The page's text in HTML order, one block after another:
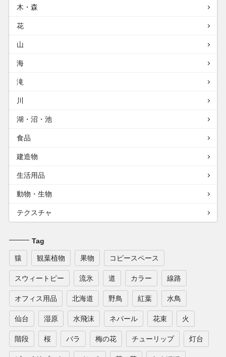
木・森
花
山
海
滝
川
湖・沼・池
食品
建造物
生活用品
動物・生物
テクスチャ
Tag
猿 観葉植物 果物 コピースペース
スウィートピー 流氷 道 カラー 線路
オフィス用品 北海道 野鳥 紅葉 水鳥
仙台 湿原 水飛沫 ネパール 花束 火
階段 桜 バラ 梅の花 チューリップ 灯台